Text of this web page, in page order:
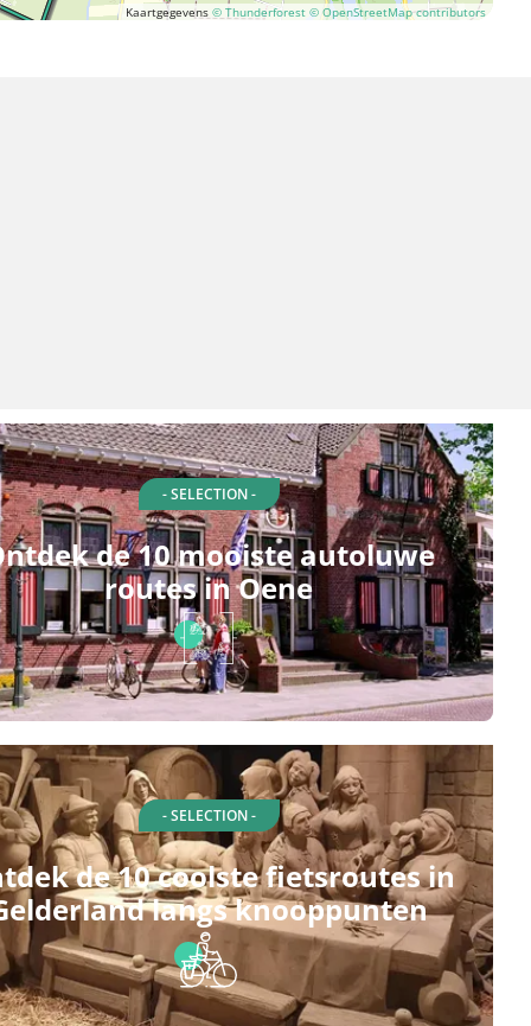
Kaartgegevens © Thunderforest © OpenStreetMap contributors
- SELECTION -
de 10 mooiste autoluwe
routes in Oene
- SELECTION -
de 10 coolste fietsroutes in
langs knooppunten